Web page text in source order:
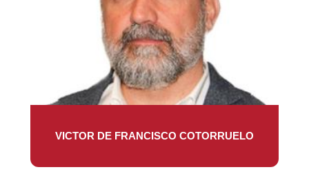
VICTOR DE FRANCISCO COTORRUELO